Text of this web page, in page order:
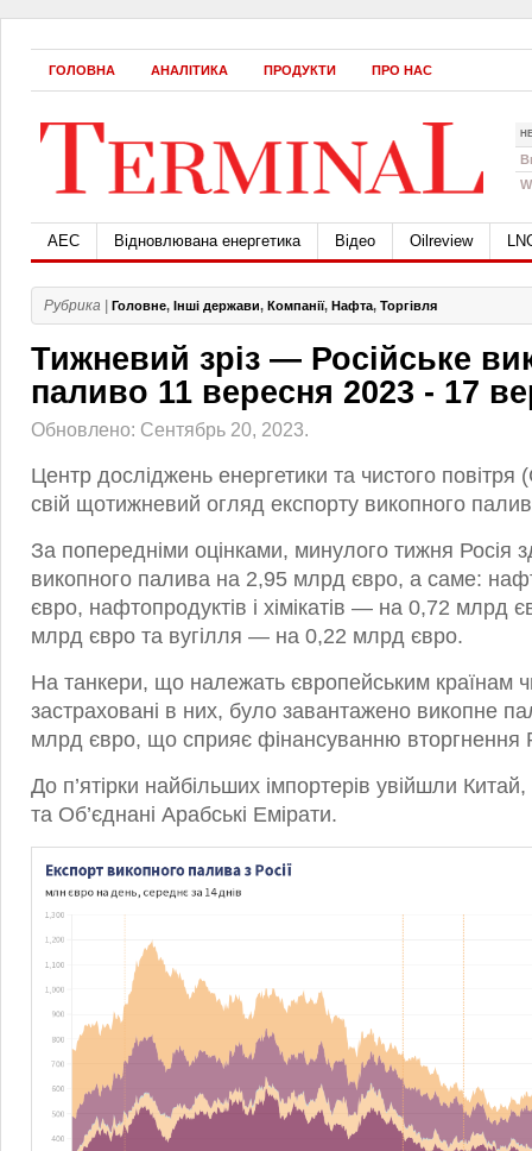
ГОЛОВНА АНАЛІТИКА ПРОДУКТИ ПРО НАС
АЕС Відновлювана енергетика Відео Oilreview
Рубрика | Головне, Інші держави, Компанії, Нафта, Торгівля
Тижневий зріз — Російське
паливо 11 вересня 2023 ‑ 17
Обновлено: Сентябрь 20, 2023.
Центр досліджень енергетики та чистого повітря
свій щотижневий огляд експорту викопного
За попередніми оцінками, минулого тижня Росія
викопного палива на 2,95 млрд євро, а саме:
євро, нафтопродуктів і хімікатів — на 0,72 млрд
млрд євро та вугілля — на 0,22 млрд євро.
На танкери, що належать європейським країнам
застраховані в них, було завантажено викопне
млрд євро, що сприяє фінансуванню вторгнення
До п’ятірки найбільших імпортерів увійшли
та Об’єднані Арабські Емірати.